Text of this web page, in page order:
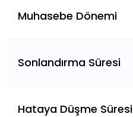
Muhasebe Dönemi
Sonlandırma Süresi
Hataya Düşme Süresi